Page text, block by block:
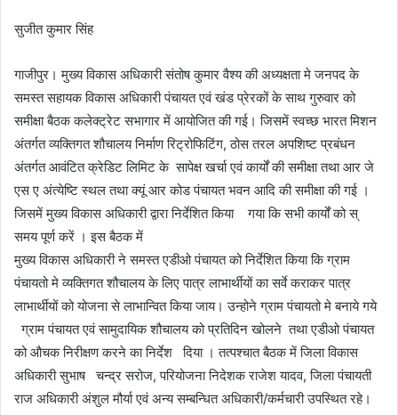
सुजीत कुमार सिंह
गाजीपुर। मुख्य विकास अधिकारी संतोष कुमार वैश्य की अध्यक्षता मे जनपद के
समस्त सहायक विकास अधिकारी पंचायत एवं खंड प्रेरकों के साथ गुरुवार को
समीक्षा बैठक कलेक्ट्रेट सभागार में आयोजित की गई। जिसमें स्वच्छ भारत मिशन
अंतर्गत व्यक्तिगत शौचालय निर्माण रिट्रोफिटिंग, ठोस तरल अपशिष्ट प्रबंधन
अंतर्गत आवंटित क्रेडिट लिमिट के सापेक्ष खर्चा एवं कार्यों की समीक्षा तथा आर जे
एस ए अंत्येष्टि स्थल तथा क्यूं आर कोड पंचायत भवन आदि की समीक्षा की गई ।
जिसमें मुख्य विकास अधिकारी द्वारा निर्देशित किया गया कि सभी कार्यों को स्
समय पूर्ण करें । इस बैठक में
मुख्य विकास अधिकारी ने समस्त एडीओ पंचायत को निर्देशित किया कि ग्राम
पंचायतो मे व्यक्तिगत शौचालय के लिए पात्र लाभार्थीयों का सर्वे कराकर पात्र
लाभार्थीयों को योजना से लाभान्वित किया जाय। उन्होने ग्राम पंचायतो मे बनाये गये
ग्राम पंचायत एवं सामुदायिक शौचालय को प्रतिदिन खोलने तथा एडीओ पंचायत
को औचक निरीक्षण करने का निर्देश दिया । तत्पश्चात बैठक में जिला विकास
अधिकारी सुभाष चन्द्र सरोज, परियोजना निदेशक राजेश यादव, जिला पंचायती
राज अधिकारी अंशुल मौर्या एवं अन्य सम्बन्धित अधिकारी/कर्मचारी उपस्थित रहे।